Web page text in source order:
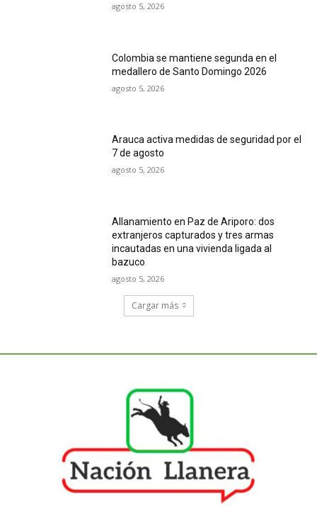
agosto 5, 2026
Colombia se mantiene segunda en el
medallero de Santo Domingo 2026
agosto 5, 2026
Arauca activa medidas de seguridad por el
7 de agosto
agosto 5, 2026
Allanamiento en Paz de Ariporo: dos
extranjeros capturados y tres armas
incautadas en una vivienda ligada al
bazuco
agosto 5, 2026
Cargar más